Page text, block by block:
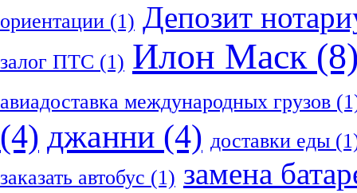
ориентации (1) Депозит
залог ПТС (1) Илон Маск
авиадоставка международных грузов
(4) джанни (4) доставки еды
заказать автобус (1) замена